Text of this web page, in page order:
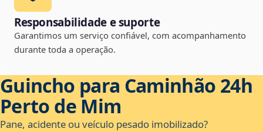
Responsabilidade e suporte
Garantimos um serviço confiável, com acompanhamento
durante toda a operação.
Guincho para Caminhão 24h
Perto de Mim
Pane, acidente ou veículo pesado imobilizado?